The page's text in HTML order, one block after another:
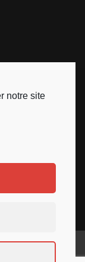
notre site